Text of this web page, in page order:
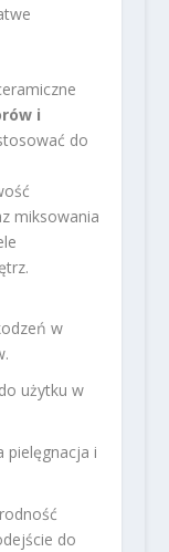
i
do
miksowania
w
użytku w
pielęgnacja i
do